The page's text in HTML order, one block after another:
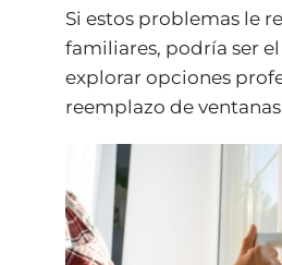
Si estos problemas le
familiares, podría ser
explorar opciones
reemplazo de